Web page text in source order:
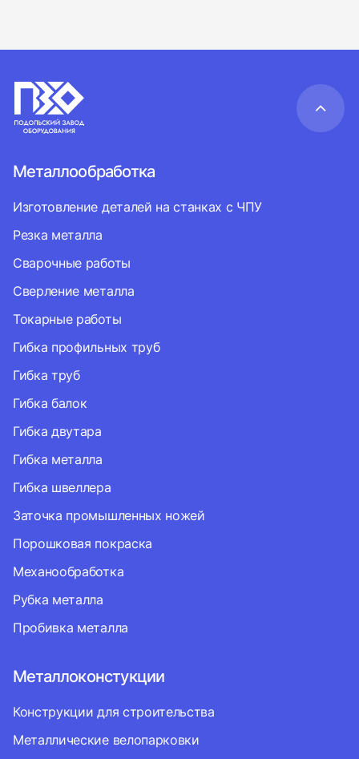
Металлообработка
Изготовление деталей на станках с ЧПУ
Резка металла
Сварочные работы
Сверление металла
Токарные работы
Гибка профильных труб
Гибка труб
Гибка балок
Гибка двутара
Гибка металла
Гибка швеллера
Заточка промышленных ножей
Порошковая покраска
Механообработка
Рубка металла
Пробивка металла
Металлоконстукции
Конструкции для строительства
Металлические велопарковки